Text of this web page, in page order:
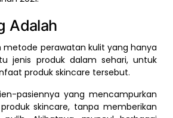
Adalah
metode perawatan kulit yang hanya
jenis produk dalam sehari, untuk
produk skincare tersebut.
pasiennya yang mencampurkan
skincare, tanpa memberikan